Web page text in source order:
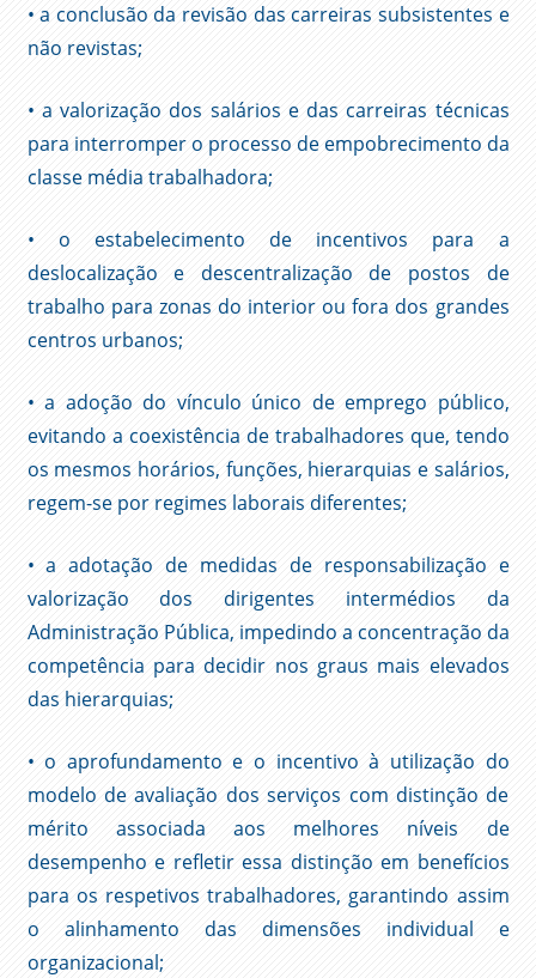
• a conclusão da revisão das carreiras subsistentes e
não revistas;
• a valorização dos salários e das carreiras técnicas
para interromper o processo de empobrecimento da
classe média trabalhadora;
• o estabelecimento de incentivos para a
deslocalização e descentralização de postos de
trabalho para zonas do interior ou fora dos grandes
centros urbanos;
• a adoção do vínculo único de emprego público,
evitando a coexistência de trabalhadores que, tendo
os mesmos horários, funções, hierarquias e salários,
regem-se por regimes laborais diferentes;
• a adotação de medidas de responsabilização e
valorização dos dirigentes intermédios da
Administração Pública, impedindo a concentração da
competência para decidir nos graus mais elevados
das hierarquias;
• o aprofundamento e o incentivo à utilização do
modelo de avaliação dos serviços com distinção de
mérito associada aos melhores níveis de
desempenho e refletir essa distinção em benefícios
para os respetivos trabalhadores, garantindo assim
o alinhamento das dimensões individual e
organizacional;